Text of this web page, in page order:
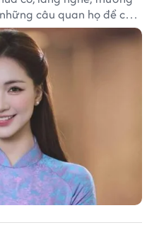
câu quan họ để cảm
Bắc.